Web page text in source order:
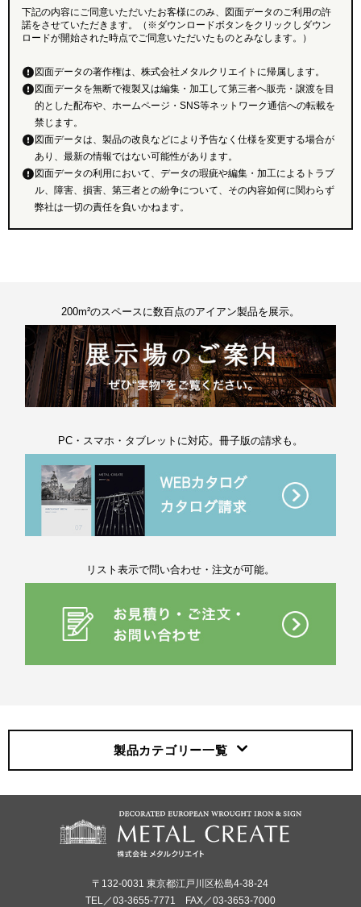
下記の内容にご同意いただいたお客様にのみ、図面データのご利用の許
諾をさせていただきます。（※ダウンロードボタンをクリックしダウン
ロードが開始された時点でご同意いただいたものとみなします。）
図面データの著作権は、株式会社メタルクリエイトに帰属します。
図面データを無断で複製又は編集・加工して第三者へ販売・譲渡を目
的とした配布や、ホームページ・SNS等ネットワーク通信への転載を
禁じます。
図面データは、製品の改良などにより予告なく仕様を変更する場合が
あり、最新の情報ではない可能性があります。
図面データの利用において、データの瑕疵や編集・加工によるトラブ
ル、障害、損害、第三者との紛争について、その内容如何に関わらず
弊社は一切の責任を負いかねます。
200m²のスペースに数百点のアイアン製品を展示。
PC・スマホ・タブレットに対応。冊子版の請求も。
リスト表示で問い合わせ・注文が可能。
製品カテゴリー一覧
〒132-0031 東京都江戸川区松島4-38-24
TEL／03-3655-7771 FAX／03-3653-7000